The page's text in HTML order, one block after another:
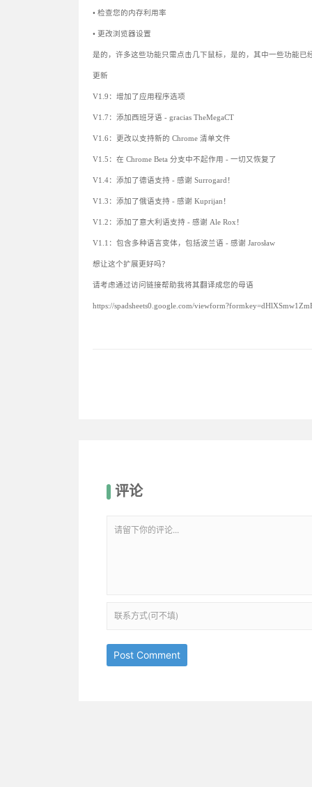
• 检查您的内存利用率
• 更改浏览器设置
是的，许多这些功能只需点击几下鼠标，是的，其中一些功能
更新
V1.9：增加了应用程序选项
V1.7：添加西班牙语 - gracias TheMegaCT
V1.6：更改以支持新的 Chrome 清单文件
V1.5：在 Chrome Beta 分支中不起作用 - 一切又恢复了
V1.4：添加了德语支持 - 感谢 Surrogard！
V1.3：添加了俄语支持 - 感谢 Kuprijan！
V1.2：添加了意大利语支持 - 感谢 Ale Rox！
V1.1：包含多种语言变体，包括波兰语 - 感谢 Jarosław
想让这个扩展更好吗？
请考虑通过访问链接帮助我将其翻译成您的母语
https://spadsheets0.google.com/
评论
Post Comment